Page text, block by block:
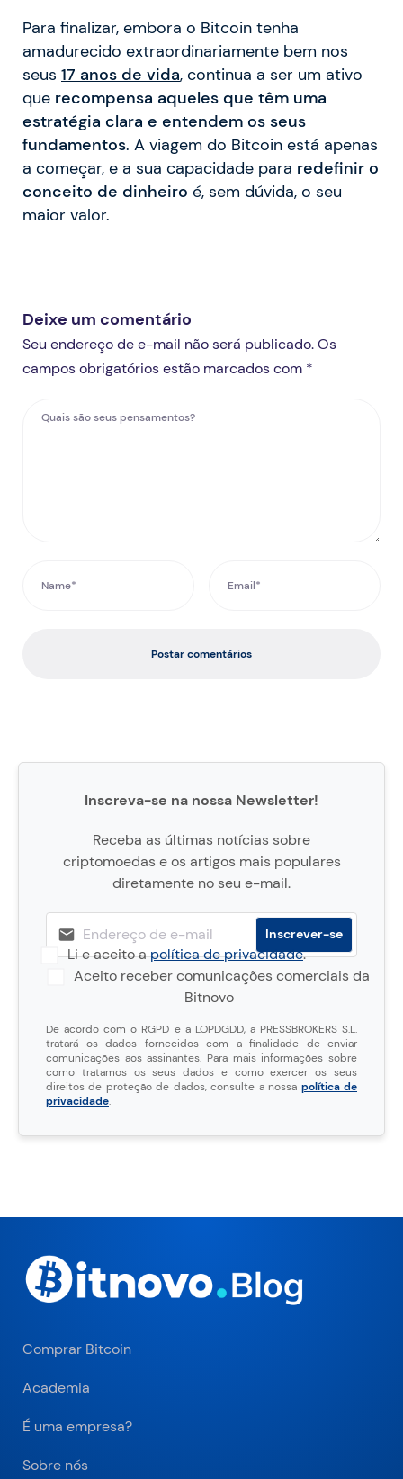
Para finalizar, embora o Bitcoin tenha
amadurecido extraordinariamente bem nos
seus 17 anos de vida, continua a ser um ativo
que recompensa aqueles que têm uma
estratégia clara e entendem os seus
fundamentos. A viagem do Bitcoin está apenas
a começar, e a sua capacidade para redefinir o
conceito de dinheiro é, sem dúvida, o seu
maior valor.
Deixe um comentário
Seu endereço de e-mail não será publicado. Os
campos obrigatórios estão marcados com *
Postar comentários
Inscreva-se na nossa Newsletter!
Receba as últimas notícias sobre
criptomoedas e os artigos mais populares
diretamente no seu e-mail.
Li e aceito apolítica de privacidade.
Aceito receber comunicações comerciais da
Bitnovo
De acordo com o RGPD e a LOPDGDD, a PRESSBROKERS S.L.
tratará os dados fornecidos com a finalidade de enviar
comunicações aos assinantes. Para mais informações sobre
como tratamos os seus dados e como exercer os seus
direitos de proteção de dados, consulte a nossa política de
privacidade.
Comprar Bitcoin
Academia
É uma empresa?
Sobre nós